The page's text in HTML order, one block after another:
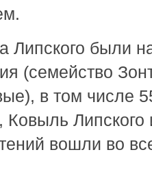
Липского были
(семейство
в том числе
Ковыль
вошли во